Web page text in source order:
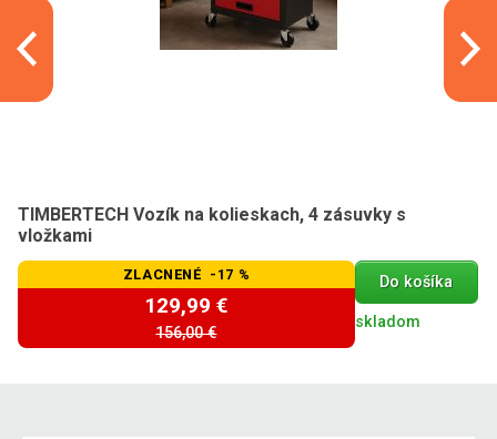
TIMBERTECH Vozík na kolieskach, 4 zásuvky s
vložkami
ZLACNENÉ -17 %
129,99 €
156,00 €
Do košíka
skladom